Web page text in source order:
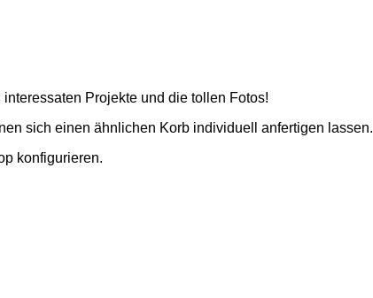
Projekte und die tollen Fotos!
sich einen ähnlichen Korb individuell anfertigen lassen.
konfigurieren.